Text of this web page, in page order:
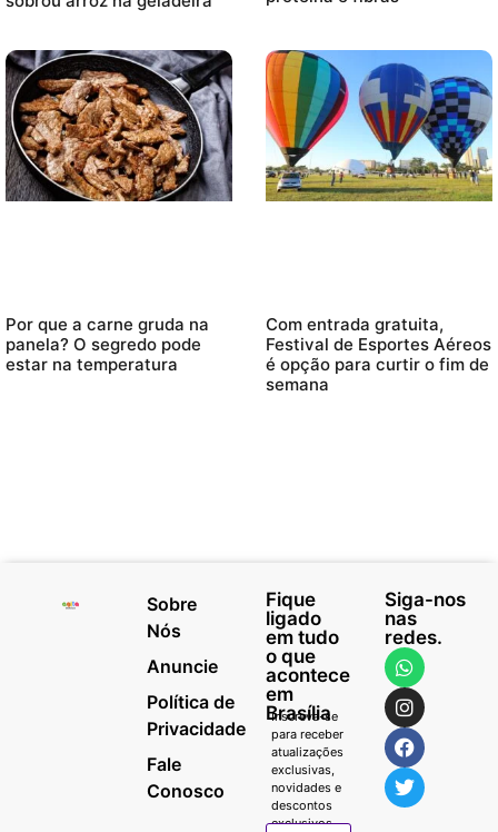
Por que a carne gruda na
panela? O segredo pode
estar na temperatura
Com entrada gratuita,
Festival de Esportes Aéreos
é opção para curtir o fim de
semana
Sobre
Nós
Anuncie
Política de
Privacidade
Fale
Conosco
Fique
ligado
em tudo
o que
acontece
em
Brasília
Inscreva-se
para receber
atualizações
exclusivas,
novidades e
descontos
exclusivos.
Siga-nos
nas
redes.